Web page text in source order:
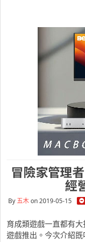
冒險家管理
經
By五木on 2019-05-15
育成類遊戲一直都有
遊戲推出。今次介紹